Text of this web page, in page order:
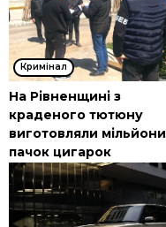
Кримінал
На Рівненщині з
краденого тютюну
виготовляли мільйони
пачок цигарок